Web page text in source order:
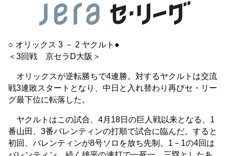
○ オリックス 3 － 2 ヤクルト●
＜3回戦 京セラD大阪＞
オリックスが逆転勝ちで4連勝。対するヤクルトは交流
戦3連敗スタートとなり、中日と入れ替わり再びセ・リー
グ最下位に転落した。
ヤクルトはこの試合、4月18日の巨人戦以来となる、1
番山田、3番バレンティンの打順で試合に臨んだ。すると
初回、バレンティンが8号ソロを放ち先制。1－1の4回は